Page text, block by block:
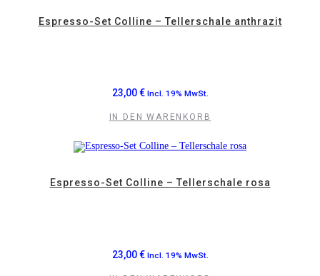
Espresso-Set Colline – Tellerschale anthrazit
23,00€ Incl. 19% MwSt.
IN DEN WARENKORB
Espresso-Set Colline – Tellerschale rosa
23,00€ Incl. 19% MwSt.